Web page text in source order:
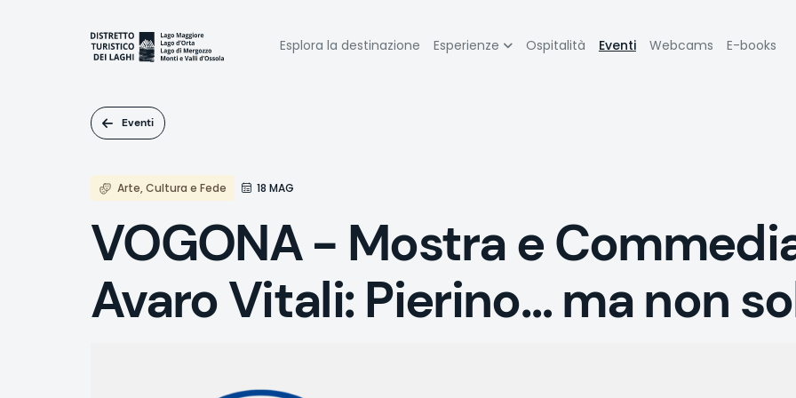
Navigazione
Esplora la destinazione Esperienze Ospitalità Eventi Webcams E-books
Eventi
Arte, Cultura e Fede 18 MAG
VOGONA - Mostra e
Avaro Vitali: Pierino… ma non